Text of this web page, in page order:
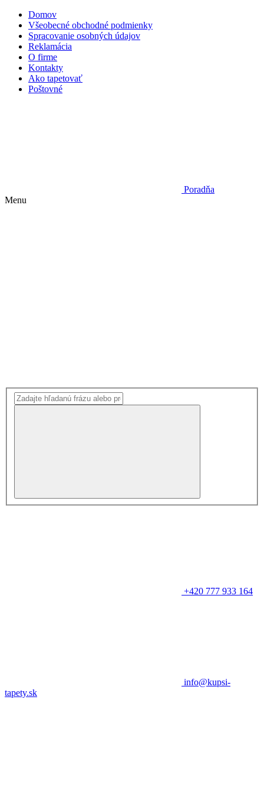
Domov
Všeobecné obchodné podmienky
Spracovanie osobných údajov
Reklamácia
O firme
Kontakty
Ako tapetovať
Poštovné
Poradňa
Menu
+420 777 933 164
info@kupsi-
tapety.sk